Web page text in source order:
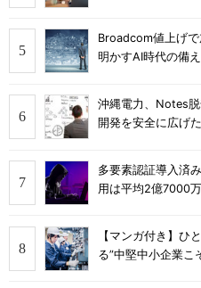
Broadcom値上げ
明かすAI時代の備え
沖縄電力、Notes
開発を安全に広げ
多要素認証導入済
用は平均2億7000
【マンガ付き】ひ
る”中堅中小企業こ